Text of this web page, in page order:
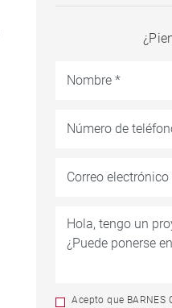
Acepto que BARNES